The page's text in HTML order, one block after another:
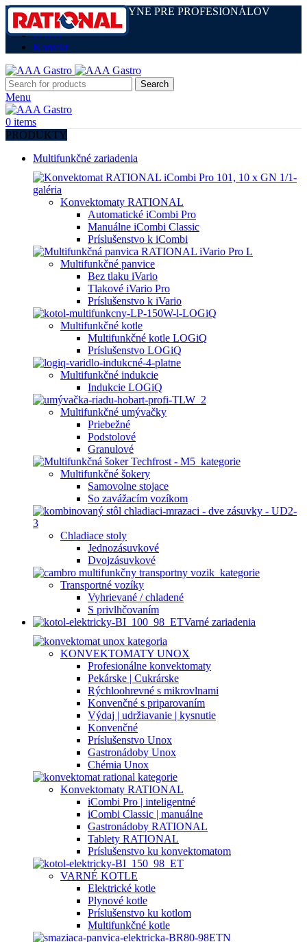
MULTIFUNKČNÉ KUCHYNE PRE PROFESIONÁLOV
O Nás
Kontakt
Search
Menu
0 items
PRODUKTY
Multifunkčné zariadenia
Konvektomaty RATIONAL
Automatické iCombi Pro
Manuálne iCombi Classic
Príslušenstvo k iCombi
Multifunkčné panvice
Bez tlaku iVario
Tlakové iVario Pro
Príslušenstvo k iVario
Multifunkčné kotle
Multifunkčné kotle LOGiQ
Príslušenstvo LOGiQ
Multifunkčné indukcie
Indukcie LOGiQ
Multifunkčné umývačky
Priebežné
Podstolové
Granulové
Multifunkčné šokery
Samovolne stojace
So zavážacím vozíkom
Chladiace stoly
Jednozásuvkové
Dvojzásuvkové
Transportné vozíky
Vyhrievané / chladené
S privlhčovaním
Varné zariadenia
KONVEKTOMATY UNOX
Profesionálne konvektomaty
Pekárske | Cukrárske
Rýchloohrevné s mikrovlnami
Konvenčné s priparovaním
Výdaj | udržiavanie | kysnutie
Konvenčné
Príslušenstvo Unox
Gastronádoby Unox
Chémia Unox
Konvektomaty RATIONAL
iCombi Pro | inteligentné
iCombi Classic | manuálne
Gastronádoby RATIONAL
Tablety RATIONAL
Príslušenstvo ku konvektomatom
VARNÉ KOTLE
Elektrické kotle
Plynové kotle
Príslušenstvo ku kotlom
Multifunkčné kotle